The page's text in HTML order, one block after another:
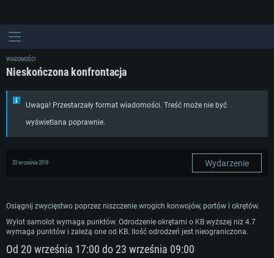
WIADOMOŚCI
Nieskończona konfrontacja
Uwaga! Przestarzały format wiadomości. Treść może nie być
wyświetlana poprawnie.
20 września 2019 Wydarzenie
Osiągnij zwycięstwo poprzez niszczenie wrogich konwojów, portów i okrętów.
Wylot samolot wymaga punktów. Odrodzenie okrętami o KB wyższej niż 4.7
wymaga punktów i zależą one od KB. Ilość odrodzeń jest nieograniczona.
Od 20 września 17:00 do 23 września 09:00